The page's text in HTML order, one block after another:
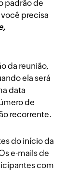
padrão de
precisa
da reunião,
ela será
data
de
recorrente.
do início da
e-mails de
com